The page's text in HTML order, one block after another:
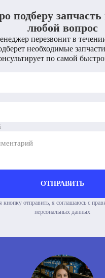
подберу
любой вопрос
перезвонит в
необходимые
по самой
ОТПРАВИТЬ
отправить, я соглашаюсь с
персональных данных